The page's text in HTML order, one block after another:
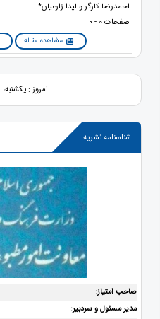
احمدرضا کارگر و لیدا زارعیان*
صفحات 0 - 0
مشاهده مقاله
امروز : یکشنبه، ۱۸ مرداد ۱۴۰۵
شناسنامه نشریه
صاحب امتیاز:
مدیر مسئول و سردبیر: